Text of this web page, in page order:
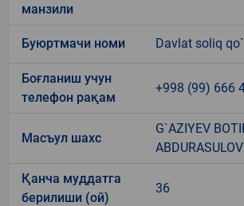
манзили
Буюртмачи номи Davlat soliq
Боғланиш учун
телефон рақам
+998 (99) 666
Масъул шахс
G`AZIYEV
Қанча муддатга
берилиши (ой)
36